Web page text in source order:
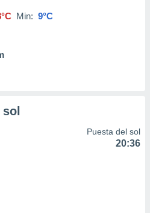
Min: 9°C
Puesta del sol
20:36